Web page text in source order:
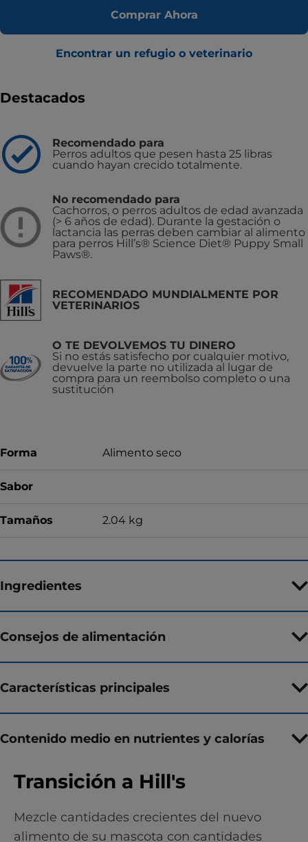
Comprar Ahora
Encontrar un refugio o veterinario
Destacados
Recomendado para
Perros adultos que pesen hasta 25 libras
cuando hayan crecido totalmente.
No recomendado para
Cachorros, o perros adultos de edad avanzada
(> 6 años de edad). Durante la gestación o
lactancia las perras deben cambiar al alimento
para perros Hill’s® Science Diet® Puppy Small
Paws®.
RECOMENDADO MUNDIALMENTE POR
VETERINARIOS
O TE DEVOLVEMOS TU DINERO
Si no estás satisfecho por cualquier motivo,
devuelve la parte no utilizada al lugar de
compra para un reembolso completo o una
sustitución
Forma Alimento seco
Sabor
Tamaños 2.04 kg
Ingredientes
Consejos de alimentación
Características principales
Contenido medio en nutrientes y calorías
Transición a Hill's
Mezcle cantidades crecientes del nuevo
alimento de su mascota con cantidades